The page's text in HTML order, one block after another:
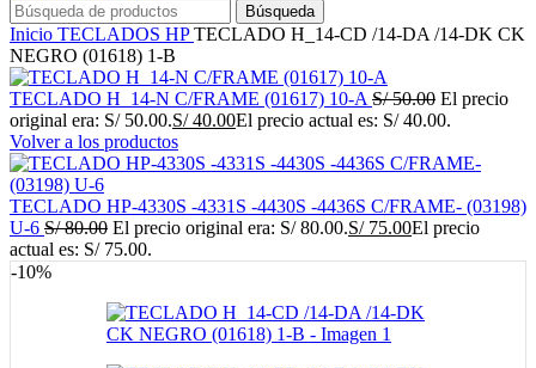
Búsqueda
Inicio TECLADOS HPTECLADO H_14-CD /14-DA /14-DK CK
NEGRO (01618) 1-B
TECLADO H_14-N C/FRAME (01617) 10-A S/50.00 El precio
original era: S/ 50.00.S/40.00El precio actual es: S/ 40.00.
Volver a los productos
TECLADO HP-4330S -4331S -4430S -4436S C/FRAME- (03198)
U-6 S/80.00 El precio original era: S/ 80.00.S/75.00El precio
actual es: S/ 75.00.
-10%